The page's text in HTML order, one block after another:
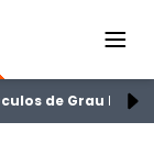
de Grau